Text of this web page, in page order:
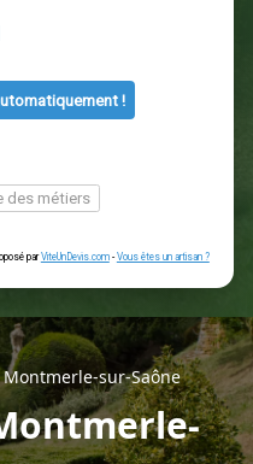
postal ou la
ou
la liste des métiers
Montmerle-sur-Saône